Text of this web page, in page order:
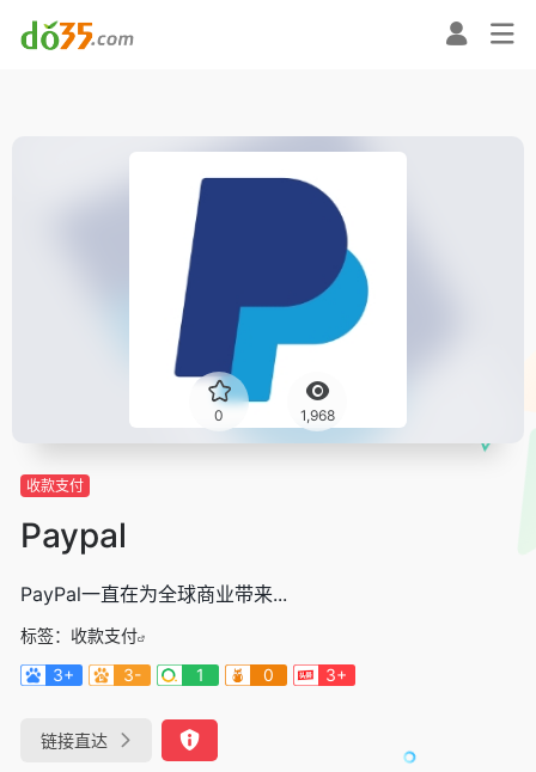
0 1,968
收款支付
Paypal
PayPal一直在为全球商业带来...
标签： 收款支付
3+
3- 1 0 3+
链接直达